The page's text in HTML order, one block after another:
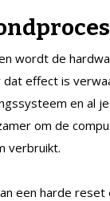
wordt de
dat effect is
en al
om de
verbruikt.
een harde